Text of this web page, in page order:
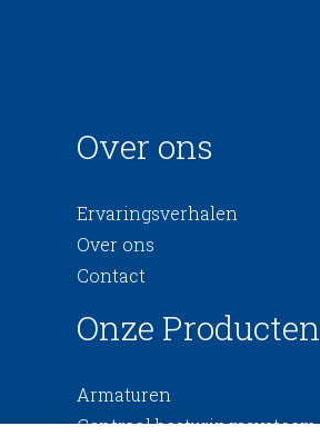
Over ons
Ervaringsverhalen
Over ons
Contact
Onze Producten
Armaturen
Centraal besturingssysteem